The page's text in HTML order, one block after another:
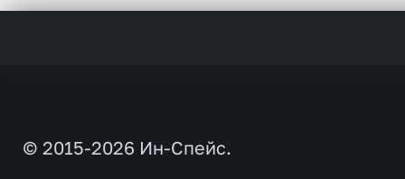
© 2015-2026 Ин-Спейс.